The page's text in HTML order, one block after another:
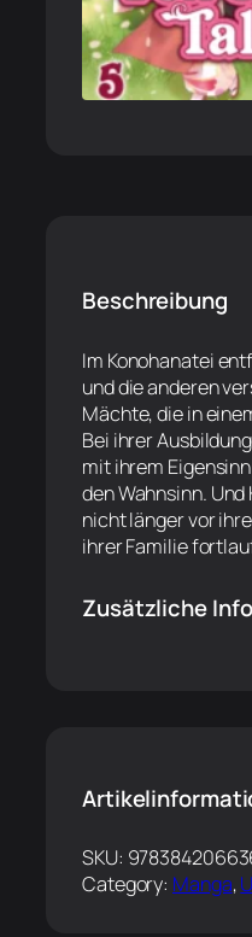
Beschreibung
Im Konohanatei
und die anderen
Mächte, die in
Bei ihrer
mit ihrem
den Wahnsinn.
nicht länger vor
ihrer Familie
Zusätzliche
SKU:
Category: Manga,